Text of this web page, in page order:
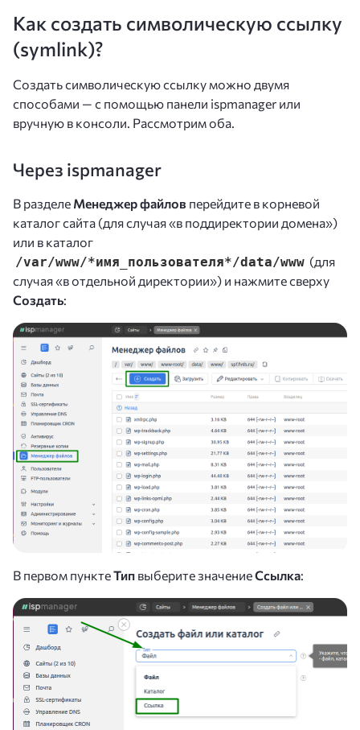
Как создать символическую ссылку
(symlink)?
Создать символическую ссылку можно двумя
способами — с помощью панели ispmanager или
вручную в консоли. Рассмотрим оба.
Через ispmanager
В разделе Менеджер файлов перейдите в корневой
каталог сайта (для случая «в поддиректории домена»)
или в каталог
/var/www/*имя_пользователя*/data/www (для
случая «в отдельной директории») и нажмите сверху
Создать:
В первом пунктеТип выберите значениеСсылка: